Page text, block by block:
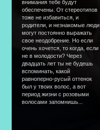
внимания тебе будут
обеспечены. От стереотипов
тоже не избавиться, и
родители, и незнакомые люди
могут постоянно выражать
свое неодобрение. Но если
очень хочется, то когда, если
не в молодости? Через
двадцать лет ты не будешь
вспоминать, какой
равноперно-русый оттенок
был у твоих волос, а вот
период жизни с розовыми
волосами запомнишь...